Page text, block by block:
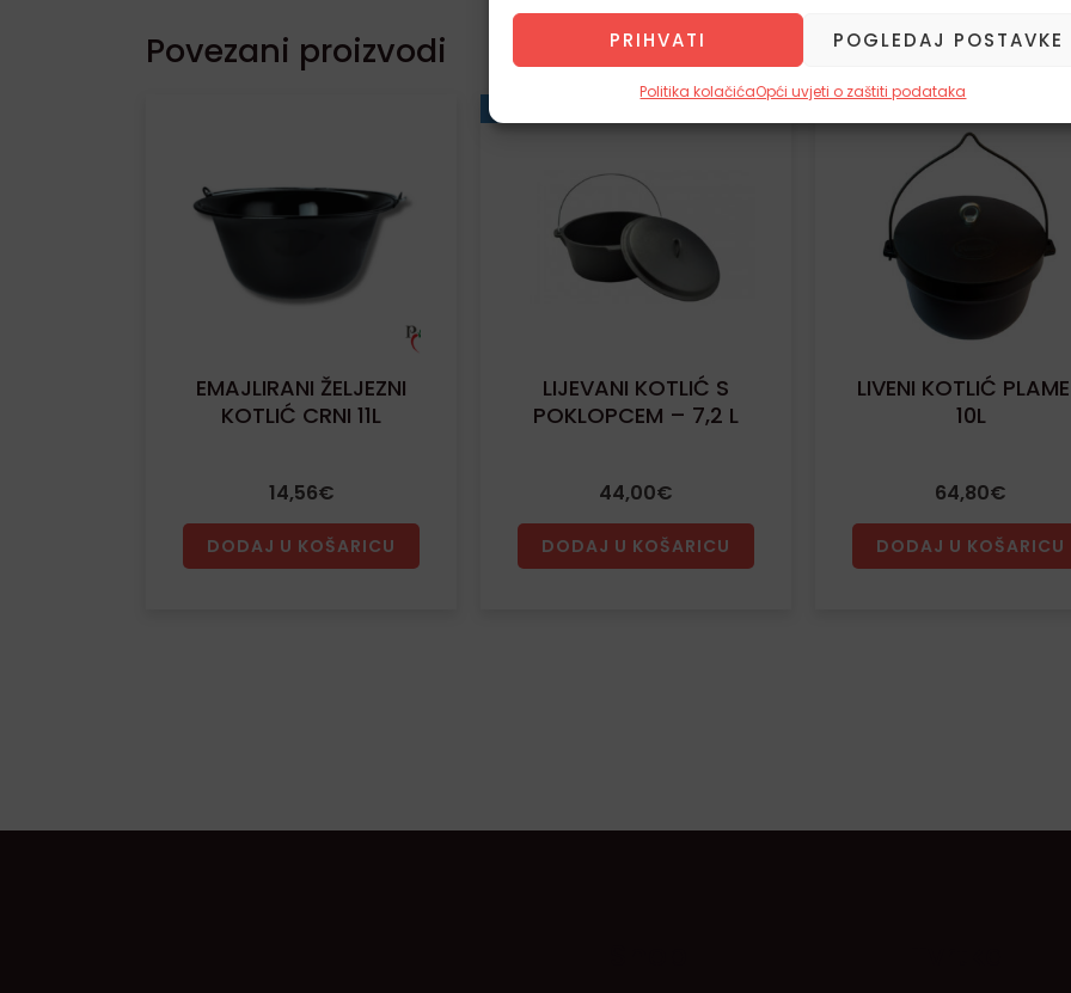
PRIHVATI POGLEDAJ POSTAVKE
Politika kolačićaOpći uvjeti o zaštiti podataka
Povezani proizvodi
EMAJLIRANI ŽELJEZNI
KOTLIĆ CRNI 11L
14,56€
DODAJ U KOŠARICU
LIJEVANI KOTLIĆ S
POKLOPCEM – 7,2 L
44,00€
DODAJ U KOŠARICU
Besplatna dostava
LIVENI KOTLIĆ
10L
64,80€
DODAJ U KOŠARICU